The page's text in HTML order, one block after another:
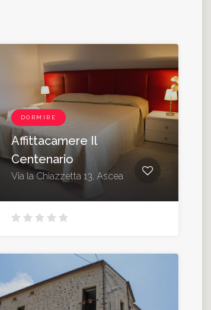
DORMIRE
Affittacamere Il
Centenario
Via la Chiazzetta 13, Ascea